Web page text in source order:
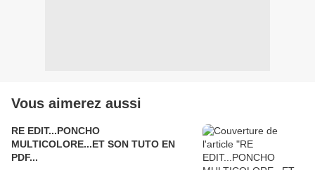
Vous aimerez aussi
RE EDIT...PONCHO
MULTICOLORE...ET SON TUTO EN
PDF...